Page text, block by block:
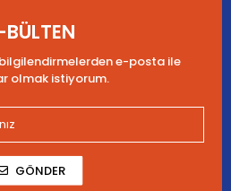
BÜLTEN
e-posta ile
olmak istiyorum.
GÖNDER